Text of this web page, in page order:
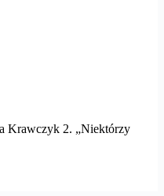
Krawczyk 2. „Niektórzy